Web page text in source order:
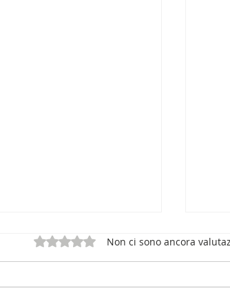
Valutazione 0 stelle su 5.
Non ci sono ancora